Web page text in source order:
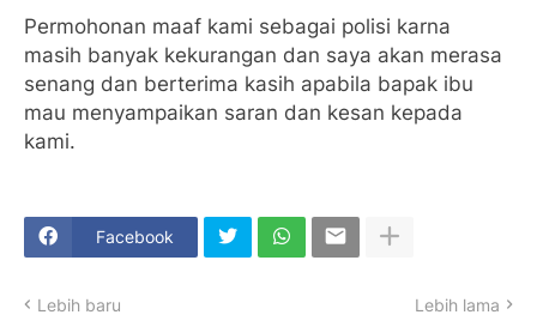
Permohonan maaf kami sebagai polisi karna
masih banyak kekurangan dan saya akan merasa
senang dan berterima kasih apabila bapak ibu
mau menyampaikan saran dan kesan kepada
kami.
Facebook
Lebih baru Lebih lama